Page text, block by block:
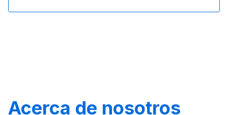
Acerca de nosotros